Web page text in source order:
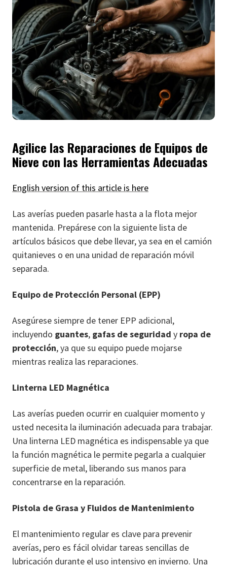
Agilice las Reparaciones de Equipos de
Nieve con las Herramientas Adecuadas
English version of this article is here
Las averías pueden pasarle hasta a la flota mejor
mantenida. Prepárese con la siguiente lista de
artículos básicos que debe llevar, ya sea en el camión
quitanieves o en una unidad de reparación móvil
separada.
Equipo de Protección Personal (EPP)
Asegúrese siempre de tener EPP adicional,
incluyendo guantes, gafas de seguridad y ropa de
protección, ya que su equipo puede mojarse
mientras realiza las reparaciones.
Linterna LED Magnética
Las averías pueden ocurrir en cualquier momento y
usted necesita la iluminación adecuada para trabajar.
Una linterna LED magnética es indispensable ya que
la función magnética le permite pegarla a cualquier
superficie de metal, liberando sus manos para
concentrarse en la reparación.
Pistola de Grasa y Fluidos de Mantenimiento
El mantenimiento regular es clave para prevenir
averías, pero es fácil olvidar tareas sencillas de
lubricación durante el uso intensivo en invierno. Una